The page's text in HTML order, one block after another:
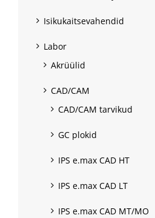
Isikukaitsevahendid
Labor
Akrüülid
CAD/CAM
CAD/CAM tarvikud
GC plokid
IPS e.max CAD HT
IPS e.max CAD LT
IPS e.max CAD MT/MO